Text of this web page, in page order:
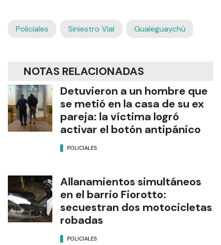
Policiales Siniestro Vial Gualeguaychú
NOTAS RELACIONADAS
Detuvieron a un hombre que
se metió en la casa de su ex
pareja: la víctima logró
activar el botón antipánico
POLICIALES
Allanamientos simultáneos
en el barrio Fiorotto:
secuestran dos motocicletas
robadas
POLICIALES